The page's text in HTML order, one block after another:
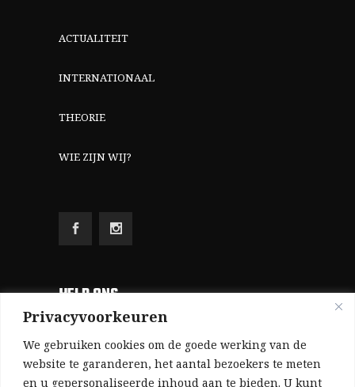
Privacyvoorkeuren
We gebruiken cookies om de goede werking van de
website te garanderen, het aantal bezoekers te meten
en u gepersonaliseerde inhoud aan te bieden. U kunt
ACTUALITEIT
INTERNATIONAAL
THEORIE
WIE ZIJN WIJ?
HELP ONS
Aangezien we volledig zelf gefinancierd zijn
(zonder subsidies, zonder commerciële
advertenties en zonder rijke sponsors), zijn we